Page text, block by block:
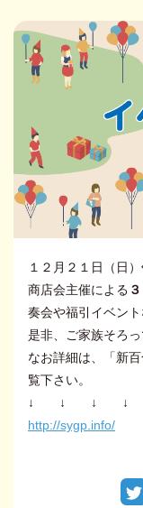
１２月２１日（日
商店会主催による
奏会や福引イベント
是非、ご家族そろっ
なお詳細は、「新
覧下さい。
↓ ↓ ↓ ↓
http://sygp.info/